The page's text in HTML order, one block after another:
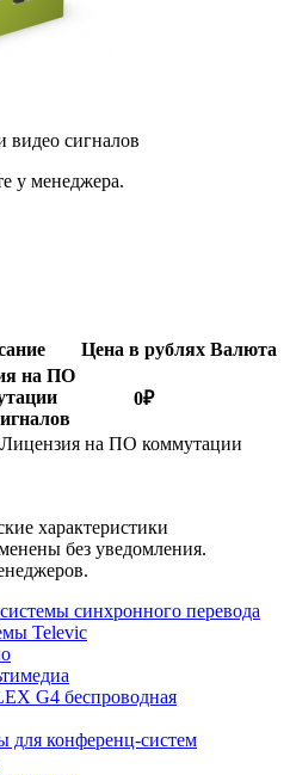
сигналов
у менеджера.
Цена в рублях Валюта
на ПО
0₽
на ПО коммутации
характеристики
без уведомления.
синхронного перевода
Televic
G4 беспроводная
конференц-систем